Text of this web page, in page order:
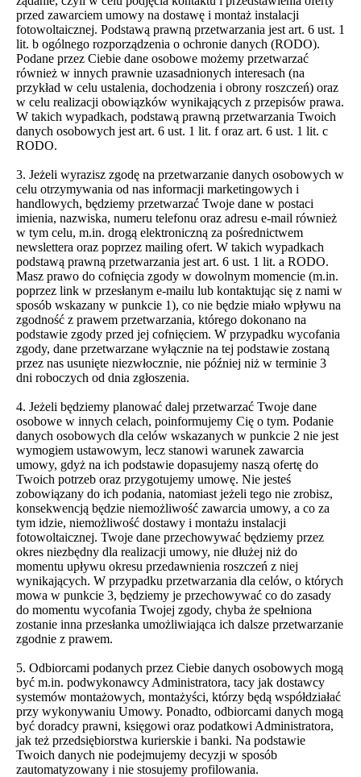
przed zawarciem umowy na dostawę i montaż instalacji
fotowoltaicznej. Podstawą prawną przetwarzania jest art. 6 ust. 1
lit. b ogólnego rozporządzenia o ochronie danych (RODO).
Podane przez Ciebie dane osobowe możemy przetwarzać
również w innych prawnie uzasadnionych interesach (na
przykład w celu ustalenia, dochodzenia i obrony roszczeń) oraz
w celu realizacji obowiązków wynikających z przepisów prawa.
W takich wypadkach, podstawą prawną przetwarzania Twoich
danych osobowych jest art. 6 ust. 1 lit. f oraz art. 6 ust. 1 lit. c
RODO.
3. Jeżeli wyrazisz zgodę na przetwarzanie danych osobowych w
celu otrzymywania od nas informacji marketingowych i
handlowych, będziemy przetwarzać Twoje dane w postaci
imienia, nazwiska, numeru telefonu oraz adresu e-mail również
w tym celu, m.in. drogą elektroniczną za pośrednictwem
newslettera oraz poprzez mailing ofert. W takich wypadkach
podstawą prawną przetwarzania jest art. 6 ust. 1 lit. a RODO.
Masz prawo do cofnięcia zgody w dowolnym momencie (m.in.
poprzez link w przesłanym e-mailu lub kontaktując się z nami w
sposób wskazany w punkcie 1), co nie będzie miało wpływu na
zgodność z prawem przetwarzania, którego dokonano na
podstawie zgody przed jej cofnięciem. W przypadku wycofania
zgody, dane przetwarzane wyłącznie na tej podstawie zostaną
przez nas usunięte niezwłocznie, nie później niż w terminie 3
dni roboczych od dnia zgłoszenia.
4. Jeżeli będziemy planować dalej przetwarzać Twoje dane
osobowe w innych celach, poinformujemy Cię o tym. Podanie
danych osobowych dla celów wskazanych w punkcie 2 nie jest
wymogiem ustawowym, lecz stanowi warunek zawarcia
umowy, gdyż na ich podstawie dopasujemy naszą ofertę do
Twoich potrzeb oraz przygotujemy umowę. Nie jesteś
zobowiązany do ich podania, natomiast jeżeli tego nie zrobisz,
konsekwencją będzie niemożliwość zawarcia umowy, a co za
tym idzie, niemożliwość dostawy i montażu instalacji
fotowoltaicznej. Twoje dane przechowywać będziemy przez
okres niezbędny dla realizacji umowy, nie dłużej niż do
momentu upływu okresu przedawnienia roszczeń z niej
wynikających. W przypadku przetwarzania dla celów, o których
mowa w punkcie 3, będziemy je przechowywać co do zasady
do momentu wycofania Twojej zgody, chyba że spełniona
zostanie inna przesłanka umożliwiająca ich dalsze przetwarzanie
zgodnie z prawem.
5. Odbiorcami podanych przez Ciebie danych osobowych mogą
być m.in. podwykonawcy Administratora, tacy jak dostawcy
systemów montażowych, montażyści, którzy będą współdziałać
przy wykonywaniu Umowy. Ponadto, odbiorcami danych mogą
być doradcy prawni, księgowi oraz podatkowi Administratora,
jak też przedsiębiorstwa kurierskie i banki. Na podstawie
Twoich danych nie podejmujemy decyzji w sposób
zautomatyzowany i nie stosujemy profilowania.